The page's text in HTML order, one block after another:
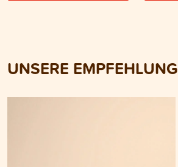
UNSERE EMPFEHLUNG